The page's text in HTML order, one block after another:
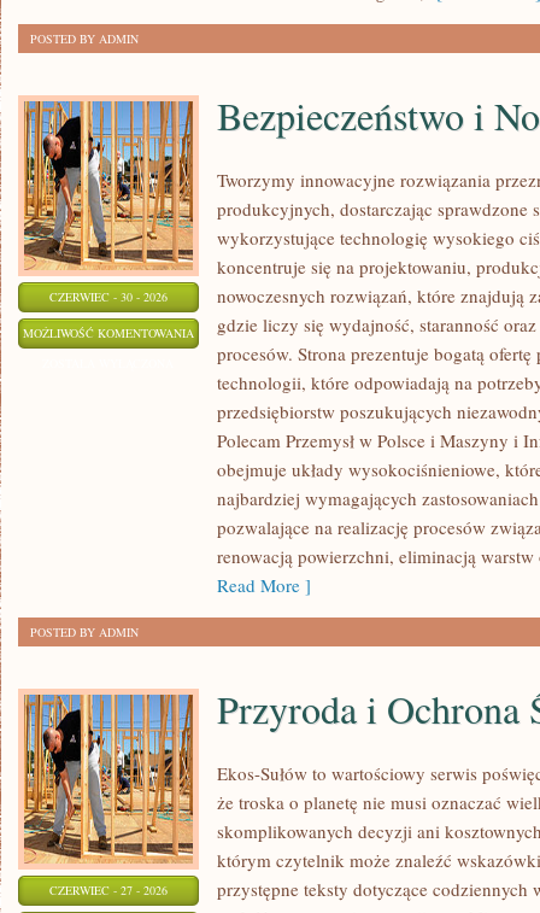
POSTED BY ADMIN
CZERWIEC - 30 - 2026
MOŻLIWOŚĆ KOMENTOWANIA BEZPIECZEŃSTWO
NORMY
Bezpieczeństwo i
Tworzymy innowacyjne rozwiązania
produkcyjnych, dostarczając sprawdzone
wykorzystujące technologię wysokiego
koncentruje się na projektowaniu,
nowoczesnych rozwiązań, które znajdują
gdzie liczy się wydajność, staranność
procesów. Strona prezentuje bogatą ofertę
technologii, które odpowiadają na
przedsiębiorstw poszukujących
Polecam Przemysł w Polsce i Maszyny i
obejmuje układy wysokociśnieniowe,
najbardziej wymagających
pozwalające na realizację procesów
renowacją powierzchni, eliminacją
Read More ]
POSTED BY ADMIN
CZERWIEC - 27 - 2026
Przyroda i Ochrona
Ekos-Sułów to wartościowy serwis
że troska o planetę nie musi oznaczać
skomplikowanych decyzji ani
którym czytelnik może znaleźć
przystępne teksty dotyczące